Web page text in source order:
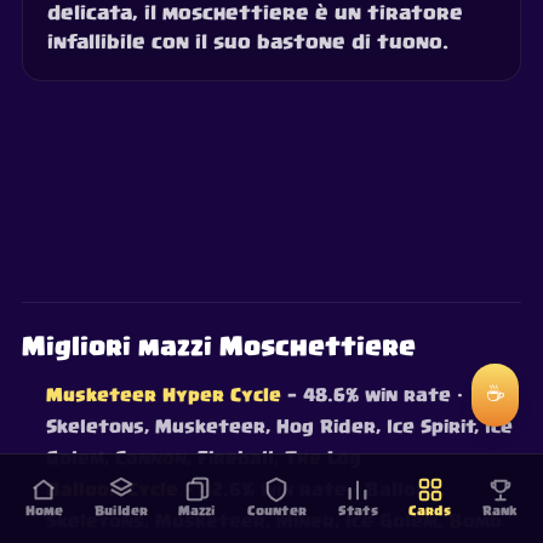
delicata, il moschettiere è un tiratore
infallibile con il suo bastone di tuono.
Home Builder Mazzi Counter Stats Cards Rank
Migliori mazzi Moschettiere
Musketeer Hyper Cycle — 48.6% win rate ·
Skeletons, Musketeer, Hog Rider, Ice Spirit, Ice
Golem, Cannon, Fireball, The Log
Balloon Cycle
— 42.6% win rate · Balloon,
☕